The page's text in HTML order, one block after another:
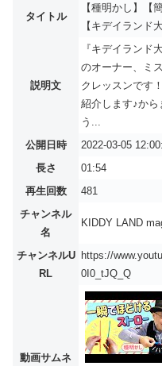
タイトル
【種明かし】【
【キデイランド
説明文
『キデイランド
のオーナー、ミ
クレッスンです
紹介します♪か
う...
公開日時
2022-03-05
長さ
01:54
再生回数
481
チャンネル
名
KIDDY LAND
チャンネルU
RL
https://
0I0_tJQ_Q
動画サムネ